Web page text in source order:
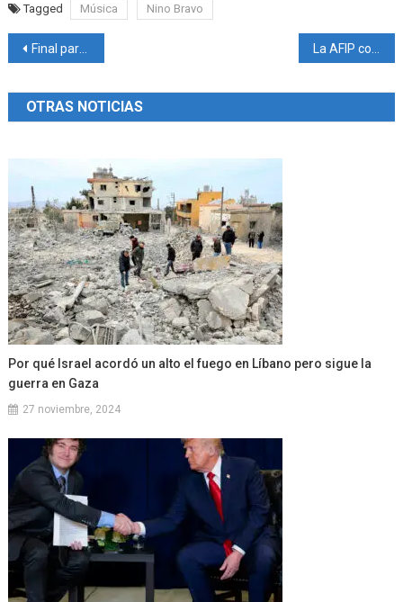
Tagged Música Nino Bravo
Navegación
de
entradas
Final para la primera fecha de la Copa de la Liga
OTRAS NOTICIAS
Por qué Israel acordó un alto el fuego en Líbano pero sigue la
guerra en Gaza
27 noviembre, 2024